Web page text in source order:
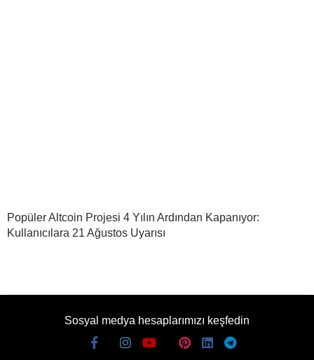
Popüler Altcoin Projesi 4 Yılın Ardından Kapanıyor:
Kullanıcılara 21 Ağustos Uyarısı
Sosyal medya hesaplarımızı keşfedin